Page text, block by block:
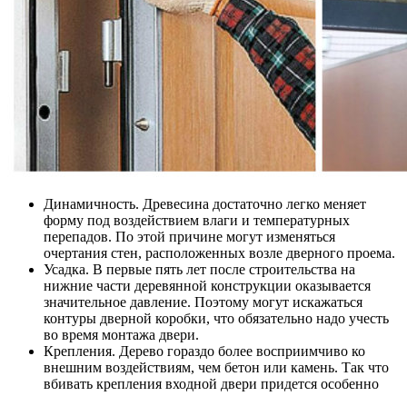
Динамичность. Древесина достаточно легко меняет
форму под воздействием влаги и температурных
перепадов. По этой причине могут изменяться
очертания стен, расположенных возле дверного проема.
Усадка. В первые пять лет после строительства на
нижние части деревянной конструкции оказывается
значительное давление. Поэтому могут искажаться
контуры дверной коробки, что обязательно надо учесть
во время монтажа двери.
Крепления. Дерево гораздо более восприимчиво ко
внешним воздействиям, чем бетон или камень. Так что
вбивать крепления входной двери придется особенно